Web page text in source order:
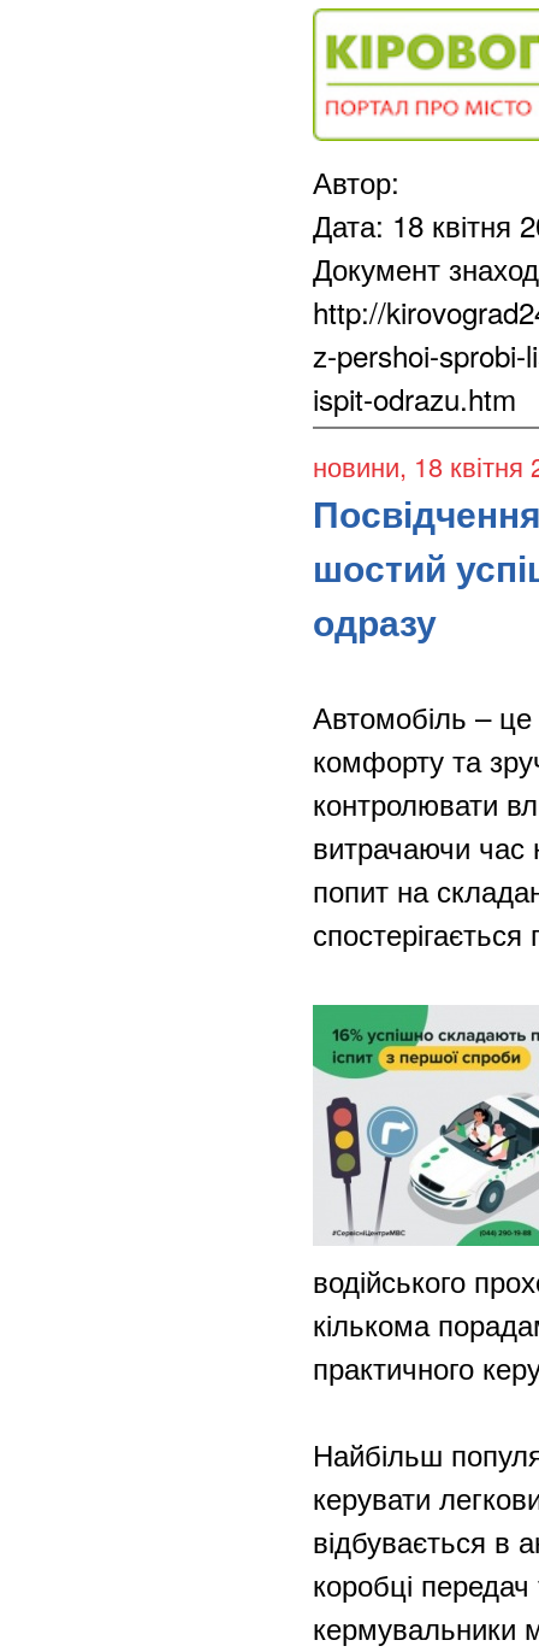
Автор:
Дата: 18 квітня
Документ
http://
z-pershoi-sprobi-
ispit-odrazu.htm
новини, 18 квітня
шостий
одразу
Автомобіль –
комфорту та
контролювати
витрачаючи час
попит на
спостерігається
водійського
кількома
практичного
Найбільш
керувати
відбувається в
коробці
кермувальники